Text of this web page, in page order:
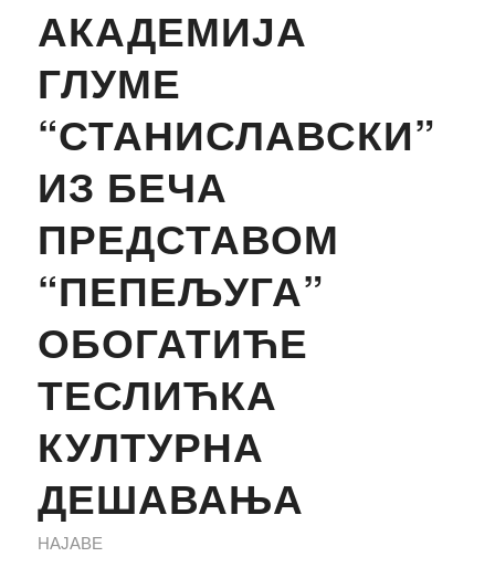
АКАДЕМИЈА
ГЛУМЕ
“СТАНИСЛАВСКИ”
ИЗ БЕЧА
ПРЕДСТАВОМ
“ПЕПЕЉУГА”
ОБОГАТИЋЕ
ТЕСЛИЋКА
КУЛТУРНА
ДЕШАВАЊА
НАЈАВЕ